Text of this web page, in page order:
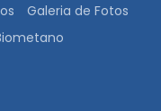
Galeria de Fotos